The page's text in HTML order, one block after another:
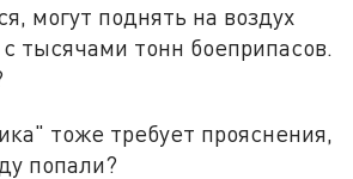
могут поднять на воздух
тысячами тонн боеприпасов.
тоже требует прояснения,
попали?